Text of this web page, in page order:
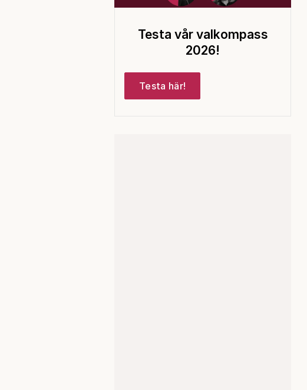
Testa vår valkompass
2026!
Testa här!